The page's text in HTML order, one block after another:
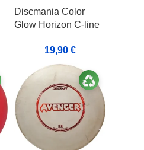
Discmania Color
Glow Horizon C-line
19,90 €